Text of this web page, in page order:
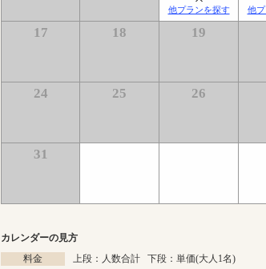
他プランを探す 他
17 18 19
24 25 26
31
カレンダーの見方
料金
上段：人数合計 下段：単価(大人1名)